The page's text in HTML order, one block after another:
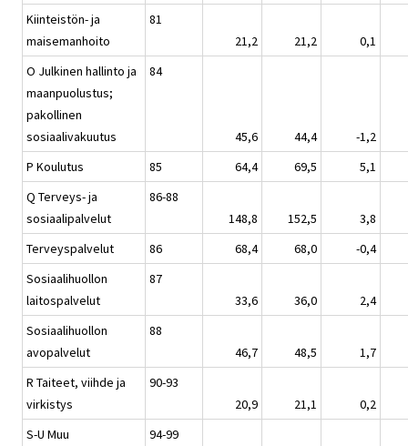
Kiinteistön- ja
maisemanhoito
81
21,2
21,2
0,1
O Julkinen hallinto ja
maanpuolustus;
pakollinen
sosiaalivakuutus
84
45,6 44,4
-1,2
P Koulutus
85 64,4 69,5
5,1
Q Terveys- ja
sosiaalipalvelut
86-88
148,8
152,5
3,8
Terveyspalvelut
86 68,4 68,0
-0,4
Sosiaalihuollon
laitospalvelut
87
33,6
36,0
2,4
Sosiaalihuollon
avopalvelut
88
46,7
48,5
1,7
R Taiteet, viihde ja
virkistys
90-93
20,9
21,1
0,2
S-U Muu
94-99